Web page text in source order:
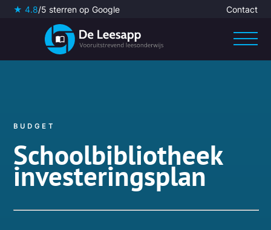
★ 4.8/5 sterren op Google Contact
Schoolbibliotheek
investeringsplan
BUDGET